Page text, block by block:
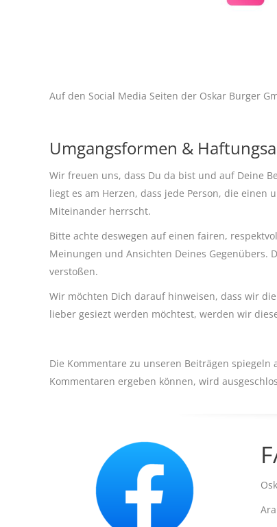
Auf den Social Media Seiten der Oskar Burger
Umgangsformen &
Wir freuen uns, dass Du da bist und auf Deine
liegt es am Herzen, dass jede Person, die
Miteinander herrscht.
Bitte achte deswegen auf einen fairen,
Meinungen und Ansichten Deines
verstoßen.
Wir möchten Dich darauf hinweisen, dass wir
lieber gesiezt werden möchtest, werden wir
Die Kommentare zu unseren Beiträgen
Kommentaren ergeben können, wird